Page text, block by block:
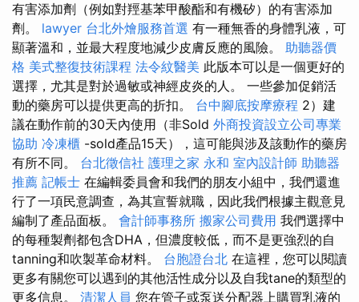
有害添加劑（例如對羥基苯甲酸酯和有機矽）的有害添加
劑。 lawyer 台北外燴服務首選 有一種無香的身體乳液，可
顯著溫和，並最大程度地減少皮膚反應的風險。 助聽器價
格 美式整復技術課程 法令紋醫美 此版本可以是一個更好的
選擇，尤其是對於過敏或神經皮炎的人。 一些參加促銷活
動的藥房可以提供更高的折扣。 台中腳底按摩療程 2）建
議在動作前的30天內使用（非Sold 外商投資設立公司專業
協助 冷凍櫃 -sold產品15天），這可能與涉及該動作的藥房
有所不同。 台北徵信社 護理之家 永和 室內設計師 助聽器
推薦 記帳士 在編輯委員會和我們的朋友小組中，我們還進
行了一項民意調查，為其宣誓就職，因此我們根據主觀意見
編制了產品面板。 會計師事務所 搬家公司費用 我們選擇中
的每種製劑都包含DHA，但濃度較低，而不是更強烈的自
tanning和吹製革命材料。 台胞證台北 在這裡，您可以閱讀
更多有關您可以遇到的其他活性成分以及自我tane的類型的
更多信息。 清潔人員 您在管子或泵送分配器上購買乳液的